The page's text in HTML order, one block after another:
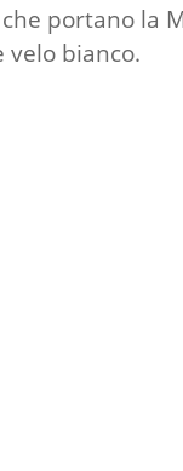
portano la
velo bianco.